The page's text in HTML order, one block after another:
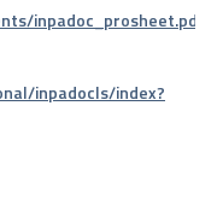
inpadoc_prosheet.pdf
inpadocls/index?